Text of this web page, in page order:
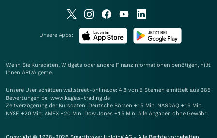
Unsere Apps:
Wenn Sie Kursdaten, Widgets oder andere Finanzinformationen benötigen, hilft
Ihnen ARIVA gerne.
Unsere User schätzen wallstreet-online.de: 4.8 von 5 Sternen ermittelt aus 285
Bewertungen bei www.kagels-trading.de
Zeitverzögerung der Kursdaten: Deutsche Börsen +15 Min. NASDAQ +15 Min.
NYSE +20 Min. AMEX +20 Min. Dow Jones +15 Min. Alle Angaben ohne Gewähr.